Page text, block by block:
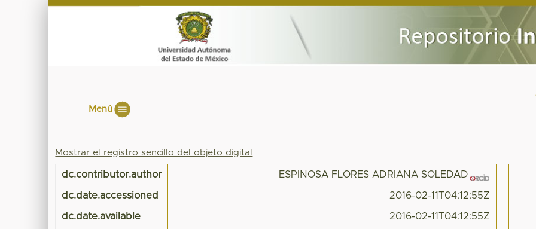
Menú
Mostrar el registro sencillo del objeto digital
dc.contributor.author ESPINOSA FLORES ADRIANA SOLEDAD
dc.date.accessioned 2016-02-11T04:12:55Z
dc.date.available 2016-02-11T04:12:55Z